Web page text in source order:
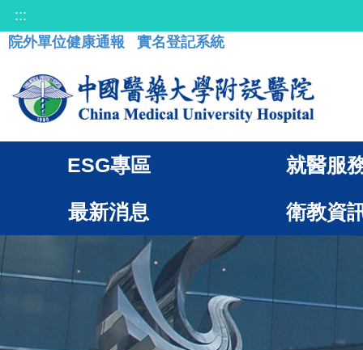
:::
院外單位健康通報
實名登記系統
ESG專區 就醫服
最新消息 衛教資